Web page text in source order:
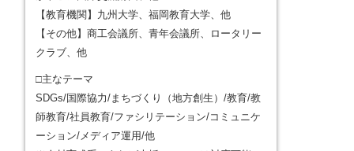
【教育機関】九州大学、福岡教育大学、他
【その他】商工会議所、青年会議所、ロータリー
クラブ、他
□主なテーマ
SDGs/国際協力/まちづくり（地方創生）/教育/教
師教育/社員教育/ファシリテーション/コミュニケ
ーション/メディア運用/他